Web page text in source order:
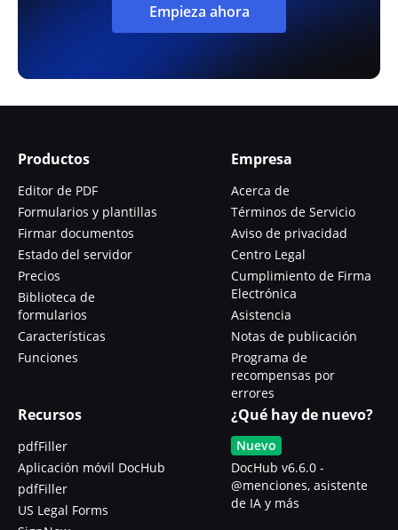
Empieza ahora
Productos
Editor de PDF
Formularios y plantillas
Firmar documentos
Estado del servidor
Precios
Biblioteca de
formularios
Características
Funciones
Empresa
Acerca de
Términos de Servicio
Aviso de privacidad
Centro Legal
Cumplimiento de Firma
Electrónica
Asistencia
Notas de publicación
Programa de
recompensas por
errores
Recursos
pdfFiller
Aplicación móvil DocHub
pdfFiller
US Legal Forms
¿Qué hay de nuevo?
Nuevo
DocHub v6.6.0 -
@menciones, asistente
de IA y más